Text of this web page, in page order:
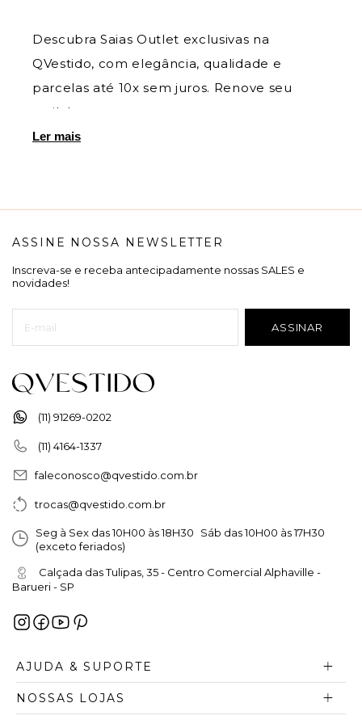
Descubra Saias Outlet exclusivas na
QVestido, com elegância, qualidade e
parcelas até 10x sem juros. Renove seu
estilo!
Ler mais
(11) 91269-0202
(11) 4164-1337
faleconosco@qvestido.com.br
trocas@qvestido.com.br
Seg à Sex das 10H00 às 18H30 Sáb das 10H00 às 17H30
(exceto feriados)
Calçada das Tulipas, 35 - Centro Comercial Alphaville -
Barueri - SP
AJUDA & SUPORTE
NOSSAS LOJAS
ASSINE NOSSA NEWSLETTER
Inscreva-se e receba antecipadamente nossas SALES e
novidades!